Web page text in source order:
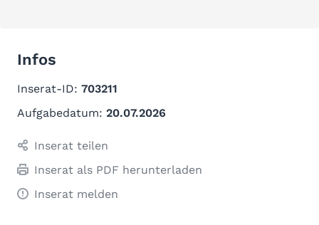
Infos
Inserat-ID: 703211
Aufgabedatum: 20.07.2026
Inserat teilen
Inserat als PDF herunterladen
Inserat melden